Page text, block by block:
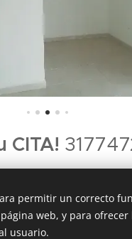
CITA!
-
permitir un correcto
web, y para ofrecer
usuario.